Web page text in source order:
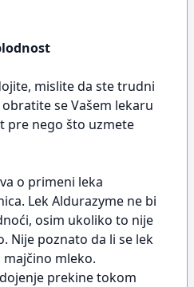
mislite da ste trudni
se Vašem lekaru
pre nego što uzmete
o primeni leka
Lek Aldurazyme ne bi
osim ukoliko to nije
Nije poznato da li se lek
mleko.
prekine tokom